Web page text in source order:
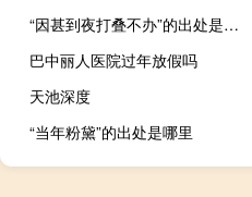
“因甚到夜打叠不办”的出处是哪里
巴中丽人医院过年放假吗
天池深度
“当年粉黛”的出处是哪里